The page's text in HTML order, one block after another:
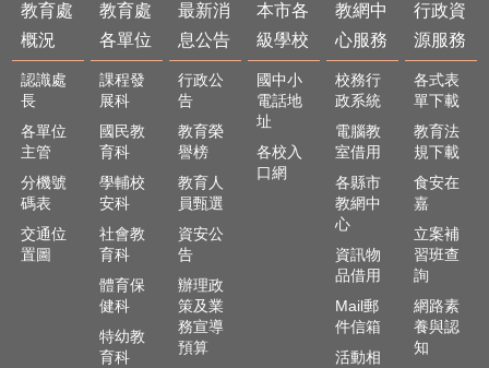
本
市
各
級
學
校
教
網
中
心
教育處
概況
認識處
長
各單位
主管
分機號
碼表
交通位
置圖
教育處
各單位
課程發
展科
國民教
育科
學輔校
安科
社會教
育科
體育保
健科
特幼教
育科
最新消
息公告
行政公
告
教育榮
譽榜
教育人
員甄選
資安公
告
辦理政
策及業
務宣導
預算
本市各
級學校
國中小
電話地
址
各校入
口網
教網中
心服務
校務行
政系統
電腦教
室借用
各縣市
教網中
心
資訊物
品借用
Mail郵
件信箱
活動相
行政資
源服務
各式表
單下載
教育法
規下載
食安在
嘉
立案補
習班查
詢
網路素
養與認
知